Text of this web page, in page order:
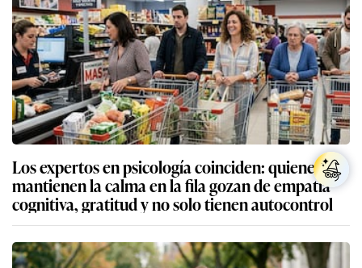
Los expertos en psicología coinciden: quienes
mantienen la calma en la fila gozan de empatía
cognitiva, gratitud y no solo tienen autocontrol